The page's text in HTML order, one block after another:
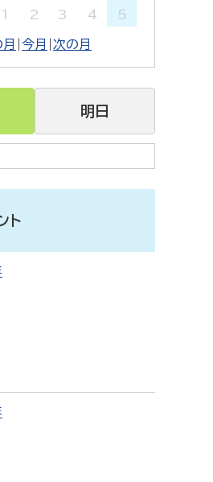
1 2 3 4 5
今月 次の月
明日
ト